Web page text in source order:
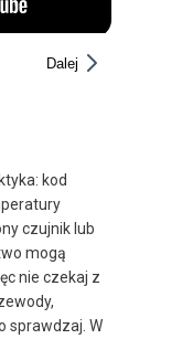
Dalej
kod
czujnik lub
mogą
nie czekaj z
sprawdzaj. W